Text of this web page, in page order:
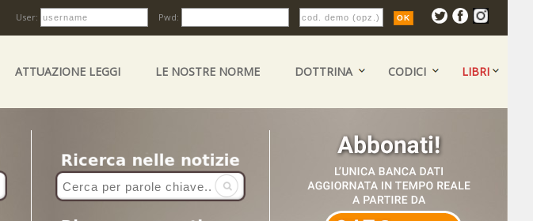
User: Pwd:
ATTUAZIONE LEGGI LE NOSTRE NORME DOTTRINA CODICI LIBRI